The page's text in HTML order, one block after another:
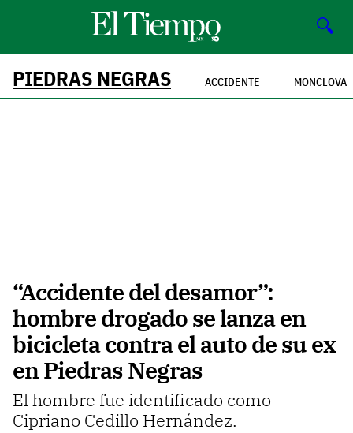
🔍
PIEDRAS NEGRAS ACCIDENTE MONCLOVA
“Accidente del desamor”:
hombre drogado se lanza en
bicicleta contra el auto de su ex
en Piedras Negras
El hombre fue identificado como
Cipriano Cedillo Hernández.